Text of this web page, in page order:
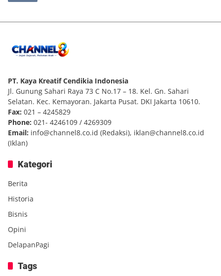
PT. Kaya Kreatif Cendikia Indonesia
Jl. Gunung Sahari Raya 73 C No.17 – 18. Kel. Gn. Sahari
Selatan. Kec. Kemayoran. Jakarta Pusat. DKI Jakarta 10610.
Fax: 021 – 4245829
Phone: 021- 4246109 / 4269309
Email: info@channel8.co.id (Redaksi), iklan@channel8.co.id
(Iklan)
Kategori
Berita
Historia
Bisnis
Opini
DelapanPagi
Tags